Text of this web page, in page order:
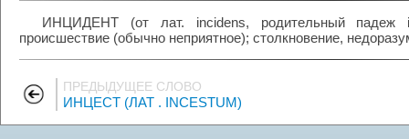
ИНЦИДЕНТ (от лат. incidens, родительный падеж
происшествие (обычно неприятное); столкновение,
ПРЕДЫДУЩЕЕ СЛОВО
ИНЦЕСТ (ЛАТ . INCESTUM)